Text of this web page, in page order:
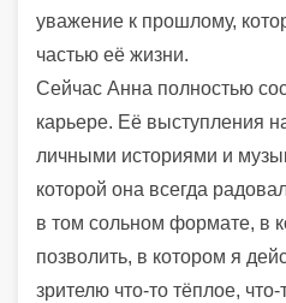
уважение к прошлому,
частью её жизни.
Сейчас Анна полностью
карьере. Её выступления
личными историями и
которой она всегда
в том сольном формате, в
позволить, в котором я
зрителю что-то тёплое,